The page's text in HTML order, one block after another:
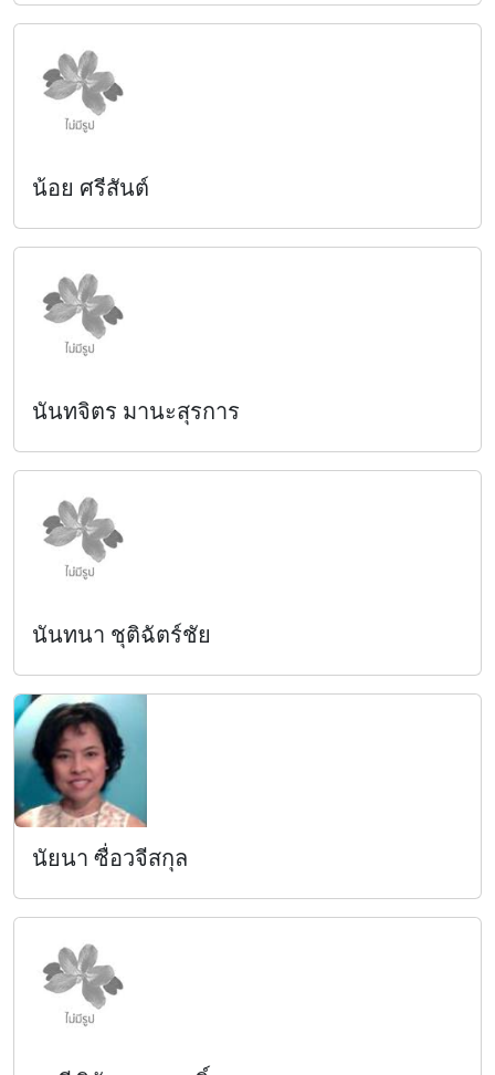
น้อย ศรีสันต์
นันทจิตร มานะสุรการ
นันทนา ชุติฉัตร์ชัย
นัยนา ซื่อวจีสกุล